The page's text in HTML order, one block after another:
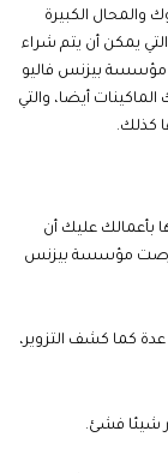
والمحال الكبيرة
يمكن أن يتم شراء
مؤسسة بيزنس فاليو
أيضا، والتي
كذلك.
بأعمالك عليك أن
حرصت مؤسسة بيزنس
كما كشف التزوير،
شيئا فشئ.